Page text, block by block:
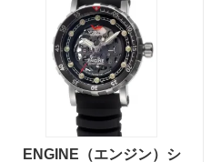
ENGINE（エンジン）シ